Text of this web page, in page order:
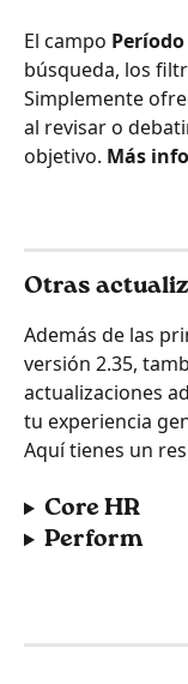
El campo Período
búsqueda, los
Simplemente
al revisar o
objetivo. Más
Otras
Además de las
versión 2.35,
actualizaciones
tu experiencia
Aquí tienes un
Core HR
Perform